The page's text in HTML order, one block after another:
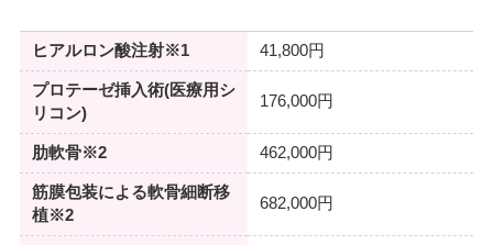
ヒアルロン酸注射※1 41,800円
プロテーゼ挿入術(医療用シ
リコン)
176,000円
肋軟骨※2 462,000円
筋膜包装による軟骨細断移
植※2
682,000円